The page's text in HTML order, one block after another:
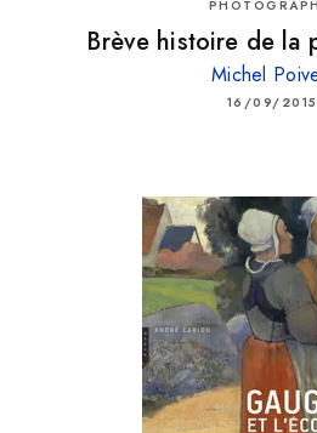
Brève histoire de la
Michel
16/09/2015